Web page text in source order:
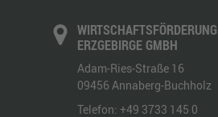
WIRTSCHAFTSFÖRDERUNG
ERZGEBIRGE GMBH
Adam-Ries-Straße 16
09456 Annaberg-Buchholz
Telefon: +49 3733 145 0